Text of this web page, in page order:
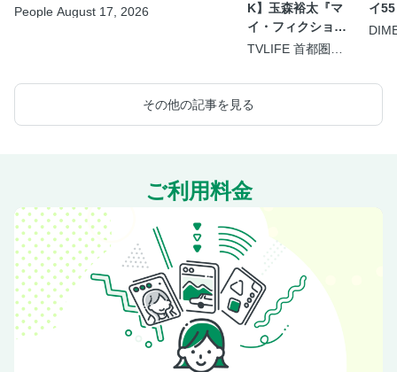
People August 17, 2026
K】玉森裕太『マ
イ・フィクショ
ン』
TVLIFE 首都圏版
イ55
その他の記事を見る
ご利用料金